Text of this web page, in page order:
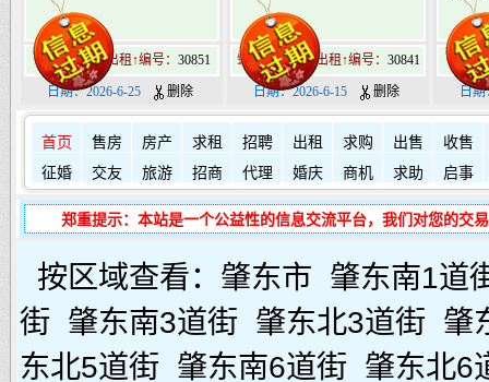
肇东北2道街出租↑编号： 30851
日期：2026-6-25 删除
肇东南17道街出租↑编号： 30841
日期：2026-6-15 删除
肇
日
首页 售房 房产 求租 招聘 出租 求购 出售
收售
征婚
交友 旅游 招商 代理 婚庆 商机 求助 启事
郑重提示：本站是一个公益性的信息交流平台，我们对您的交
按区域查看： 肇东市 肇东南1道
街 肇东南3道街 肇东北3道街 肇
东北5道街 肇东南6道街 肇东北6